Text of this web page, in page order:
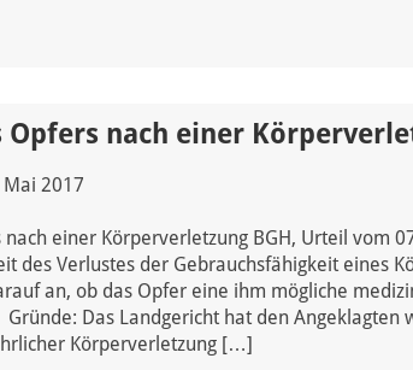
Opfers nach einer
Mai 2017
einer Körperverletzung BGH, Urteil vom
des Verlustes der Gebrauchsfähigkeit eines
an, ob das Opfer eine ihm mögliche
Das Landgericht hat den Angeklagten
Körperverletzung […]